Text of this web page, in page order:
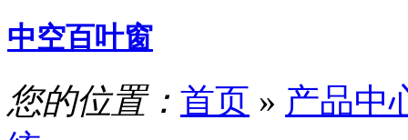
中空百叶窗
您的位置： 首页 » 产品中